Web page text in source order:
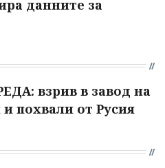
данните за
взрив в завод на
похвали от Русия